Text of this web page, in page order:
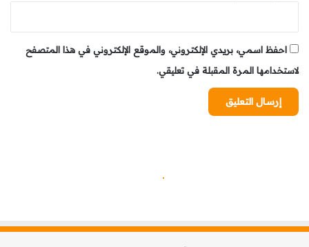
احفظ اسمي، بريدي الإلكتروني، والموقع الإلكتروني في هذا المتصفح
لاستخدامها المرة المقبلة في تعليقي.